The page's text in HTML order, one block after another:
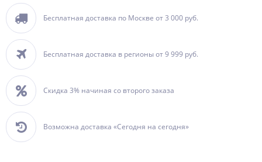
Бесплатная доставка по Москве от 3 000 руб.
Бесплатная доставка в регионы от 9 999 руб.
Скидка 3% начиная со второго заказа
Возможна доставка «Сегодня на сегодня»